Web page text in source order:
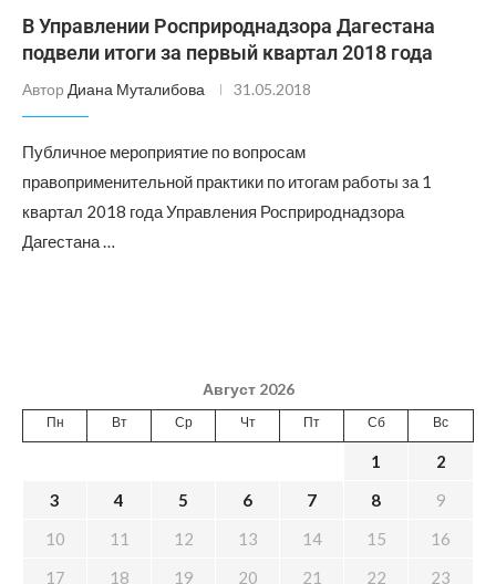
В Управлении Росприроднадзора Дагестана
подвели итоги за первый квартал 2018 года
Автор Диана Муталибова 31.05.2018
Публичное мероприятие по вопросам
правоприменительной практики по итогам работы за 1
квартал 2018 года Управления Росприроднадзора
Дагестана …
Август 2026
Пн Вт Ср Чт Пт Сб Вс
1
2
3
4 5 6 7 8
9
10
11 12 13 14 15
16
17
18 19 20 21 22
23